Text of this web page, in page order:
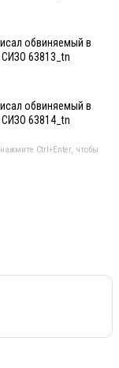
обвиняемый в
63813_tn
обвиняемый в
63814_tn
Ctrl+Enter, чтобы